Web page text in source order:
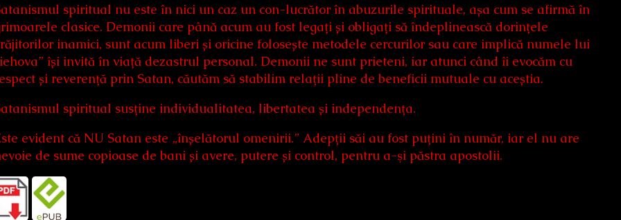
spiritual nu este în nici un caz un con-lucrător în abuzurile spirituale, așa cum se afirmă în
clasice. Demonii care până acum au fost legați și obligați să îndeplinească dorințele
inamici, sunt acum liberi și oricine folosește metodele cercurilor sau care implică numele lui
își invită în viață dezastrul personal. Demonii ne sunt prieteni, iar atunci când îi evocăm cu
și reverență prin Satan, căutăm să stabilim relații pline de beneficii mutuale cu aceștia.
spiritual susține individualitatea, libertatea și independența.
evident că NU Satan este „înșelătorul omenirii.” Adepții săi au fost puțini în număr, iar el nu are
de sume copioase de bani și avere, putere și control, pentru a-şi păstra apostolii.